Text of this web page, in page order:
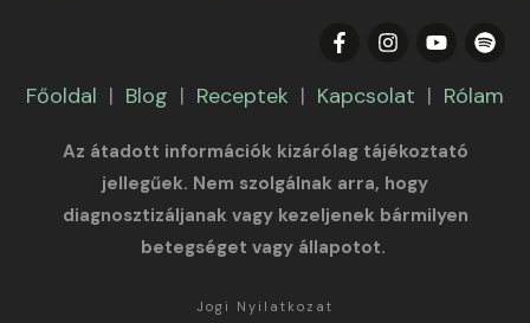
Főoldal | Blog | Receptek | Kapcsolat | Rólam
Az átadott információk kizárólag tájékoztató
jellegűek. Nem szolgálnak arra, hogy
diagnosztizáljanak vagy kezeljenek bármilyen
betegséget vagy állapotot.
Jogi Nyilatkozat